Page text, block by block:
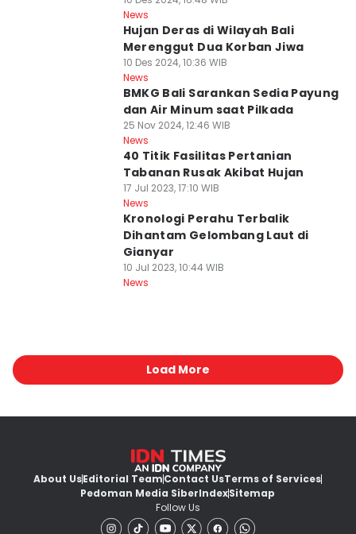
News
Hujan Deras di Wilayah Bali
Merenggut Dua Korban Jiwa
10 Des 2024, 10:36 WIB
News
BMKG Bali Sarankan Sedia Payung
dan Air Minum saat Pilkada
25 Nov 2024, 12:46 WIB
News
40 Titik Fasilitas Pertanian
Tabanan Rusak Akibat Hujan
17 Jul 2023, 17:10 WIB
News
Kronologi Perahu Terbalik
Dihantam Gelombang Laut di
Gianyar
10 Jul 2023, 10:44 WIB
News
Load More
About UsEditorial TeamContact UsTerms of Services
Pedoman Media SiberIndexSitemap
Follow Us